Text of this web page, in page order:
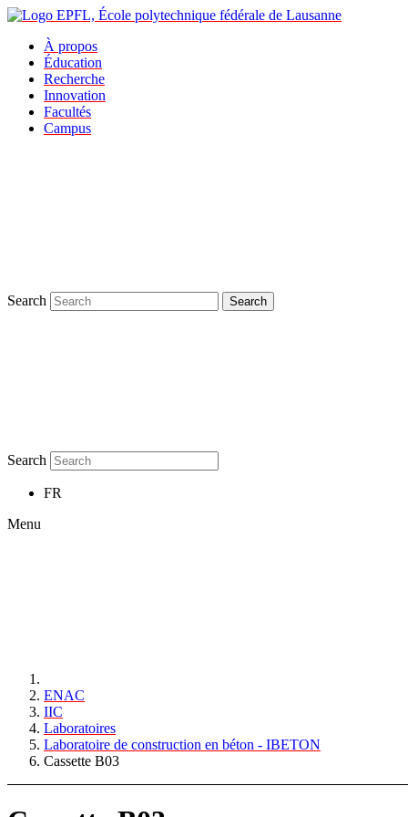
À propos
Éducation
Recherche
Innovation
Facultés
Campus
Search Search
Search
FR
Menu
ENAC
IIC
Laboratoires
Laboratoire de construction en béton - IBETON
Cassette B03